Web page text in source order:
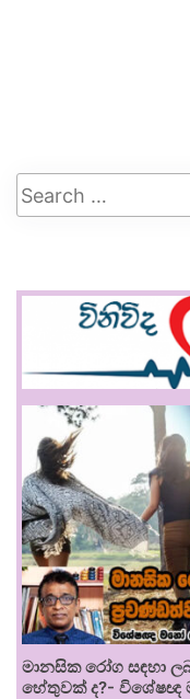
මානසික රෝග සඳහා
හේතුවක් ද?-